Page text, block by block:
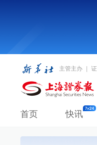
主管主办 ｜
首页 快讯